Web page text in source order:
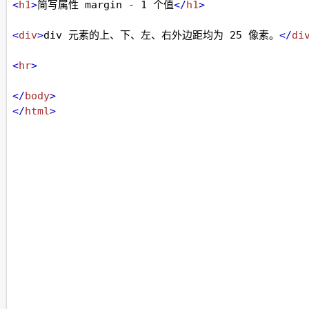
<h1>简写属性 margin - 1 个值</h1>
<div>div 元素的上、下、左、右外边距均为 25 像素。 </
<hr>
</body>
</html>